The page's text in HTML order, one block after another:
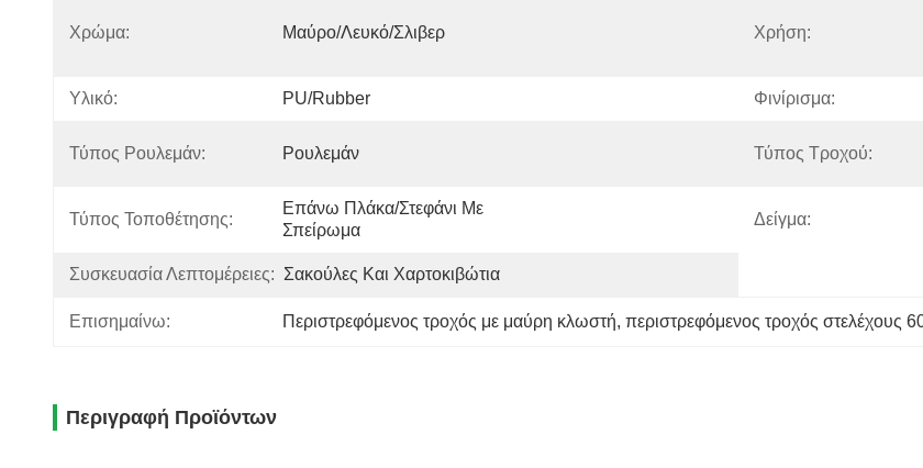
Χρώμα: Μαύρο/Λευκό/Σλιβερ Χρήση:
Υλικό: PU/Rubber Φινίρισμα:
Τύπος Ρουλεμάν: Ρουλεμάν Τύπος Τροχού:
Τύπος Τοποθέτησης:
Επάνω Πλάκα/Στεφάνι Με
Σπείρωμα
Δείγμα:
Συσκευασία Λεπτομέρειες: Σακούλες Και Χαρτοκιβώτια
Επισημαίνω: Περιστρεφόμενος τροχός με μαύρη κλωστή, περιστρεφόμενος τροχός στελέχους
Περιγραφή Προϊόντων